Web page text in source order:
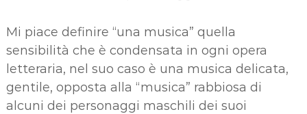
Mi piace definire “una musica” quella
sensibilità che è condensata in ogni opera
letteraria, nel suo caso è una musica delicata,
gentile, opposta alla “musica” rabbiosa di
alcuni dei personaggi maschili dei suoi